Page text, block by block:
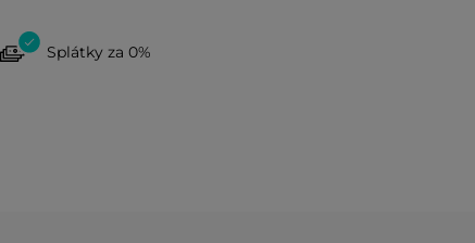
Splátky za 0%